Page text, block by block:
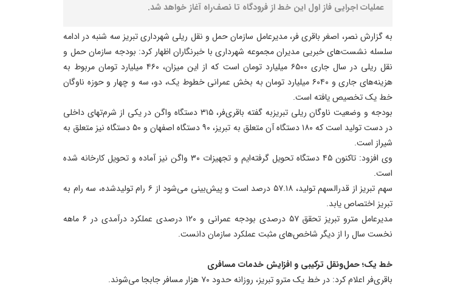
عملیات اجرایی فاز اول این خط از فرودگاه تا نصف‌راه آغاز خواهد شد.
به گزارش نصر، اصغر باقری‌ فر، مدیرعامل سازمان حمل و نقل ریلی شهرداری تبریز سه شنبه در ادامه
سلسله نشست‌های خبریی مدیران مجموعه شهرداری با خبرنگاران اظهار کرد: بودجه سازمان حمل و
نقل ریلی در سال جاری ۶۵۰۰ میلیارد تومان است که از این میزان، ۴۶۰ میلیارد تومان مربوط به
هزینه‌های جاری و ۶۰۴۰ میلیارد تومان به بخش عمرانی خطوط یک، دو، سه و چهار و حوزه ناوگان
خط یک تخصیص یافته است.
بودجه و وضعیت ناوگان ریلی تبریزبه گفته باقری‌فر، ۳۱۵ دستگاه واگن در یکی از شرم‌تهای داخلی
در دست تولید است که ۱۸۰ دستگاه آن متعلق به تبریز، ۹۰ دستگاه اصفهان و ۵۰ دستگاه نیز متعلق به
شیراز است.
وی افزود: تاکنون ۴۵ دستگاه تحویل گرفته‌ایم و تجهیزات ۳۰ واگن نیز آماده و تحویل کارخانه شده
است.
سهم تبریز از قدرالسهم تولید، ۵۷.۱۸ درصد است و پیش‌بینی می‌شود از ۶ رام تولیدشده، سه رام به
تبریز اختصاص یابد.
مدیرعامل مترو تبریز تحقق ۵۷ درصدی بودجه عمرانی و ۱۲۰ درصدی عملکرد درآمدی در ۶ ماهه
نخست سال را از دیگر شاخص‌های مثبت عملکرد سازمان دانست.
خط یک؛ حمل‌ونقل ترکیبی و افزایش خدمات مسافری
باقری‌فر اعلام کرد: در خط یک مترو تبریز، روزانه حدود ۷۰ هزار مسافر جابجا می‌شوند.